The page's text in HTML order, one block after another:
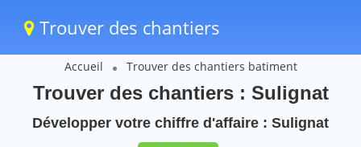
Trouver des chantiers
Accueil Trouver des chantiers batiment
Trouver des chantiers : Sulignat
Développer votre chiffre d'affaire : Sulignat